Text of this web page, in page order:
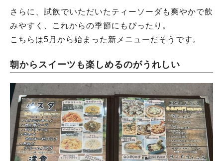
さらに、試飲でいただいたティーソーダも爽やかで飲
みやすく、これからの季節にもぴったり。
こちらは5月から始まった新メニューだそうです。
朝からスイーツも楽しめるのがうれしい